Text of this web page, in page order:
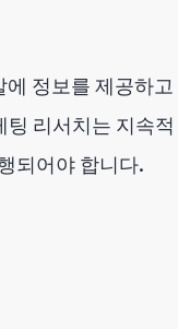
정보를 제공하고
리서치는 지속적
되어야 합니다.